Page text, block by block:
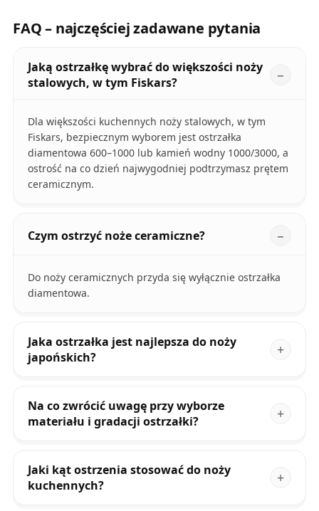
FAQ – najczęściej zadawane pytania
Jaką ostrzałkę wybrać do większości noży
stalowych, w tym Fiskars?
Dla większości kuchennych noży stalowych, w tym
Fiskars, bezpiecznym wyborem jest ostrzałka
diamentowa 600–1000 lub kamień wodny 1000/3000, a
ostrość na co dzień najwygodniej podtrzymasz prętem
ceramicznym.
Czym ostrzyć noże ceramiczne?
Do noży ceramicznych przyda się wyłącznie ostrzałka
diamentowa.
Jaka ostrzałka jest najlepsza do noży
japońskich?
Na co zwrócić uwagę przy wyborze
materiału i gradacji ostrzałki?
Jaki kąt ostrzenia stosować do noży
kuchennych?